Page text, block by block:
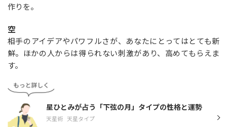
作りを。
空
相手のアイデアやパワフルさが、あなたにとってはとても新
鮮。ほかの人からは得られない刺激があり、高めてもらえま
す。
星ひとみが占う「下弦の月」タイプの性格と運勢
天星術 天星タイプ